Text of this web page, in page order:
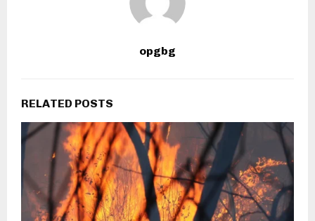
opgbg
RELATED POSTS